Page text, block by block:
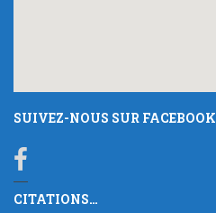
SUIVEZ-NOUS SUR FACEBOOK
CITATIONS…